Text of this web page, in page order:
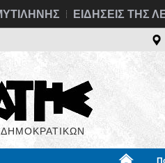
ΕΙΔΗΣΕΙΣ ΤΗΣ